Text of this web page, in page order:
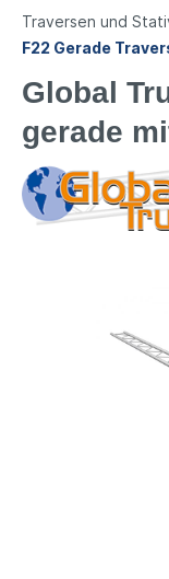
Traversen und
F22 Gerade
Global
gerade